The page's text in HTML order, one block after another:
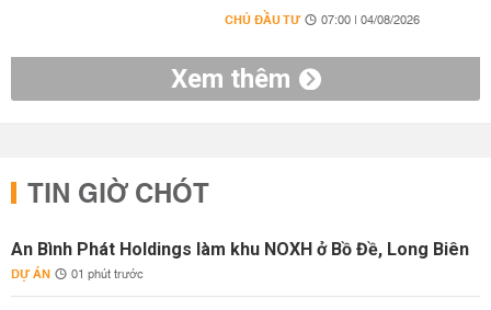
CHỦ ĐẦU TƯ 07:00 | 04/08/2026
Xem thêm
TIN GIỜ CHÓT
An Bình Phát Holdings làm khu NOXH ở Bồ Đề, Long Biên
DỰ ÁN 01 phút trước